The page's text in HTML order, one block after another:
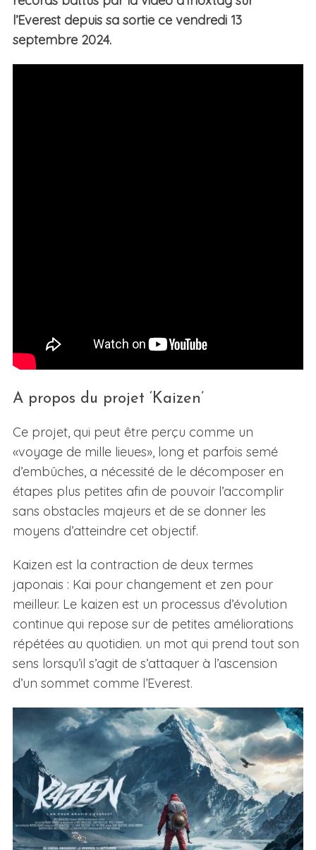
l’Everest depuis sa sortie ce vendredi 13
septembre 2024.
A propos du projet ‘Kaizen’
Ce projet, qui peut être perçu comme un
«voyage de mille lieues», long et parfois semé
d’embûches, a nécessité de le décomposer en
étapes plus petites afin de pouvoir l’accomplir
sans obstacles majeurs et de se donner les
moyens d’atteindre cet objectif.
Kaizen est la contraction de deux termes
japonais : Kai pour changement et zen pour
meilleur. Le kaizen est un processus d’évolution
continue qui repose sur de petites améliorations
répétées au quotidien. un mot qui prend tout son
sens lorsqu’il s’agit de s’attaquer à l’ascension
d’un sommet comme l’Everest.